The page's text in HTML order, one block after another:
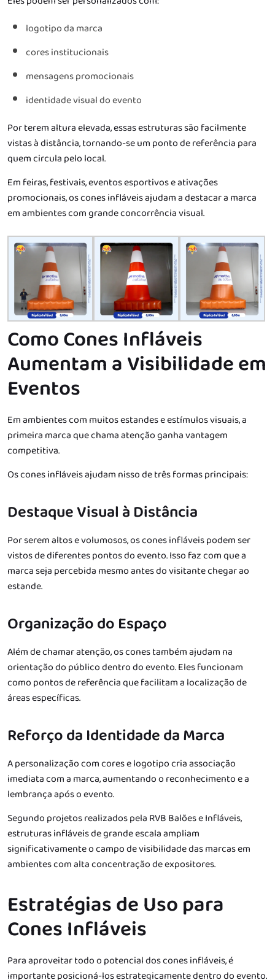
logotipo da marca
cores institucionais
mensagens promocionais
identidade visual do evento
Por terem altura elevada, essas estruturas são facilmente
vistas à distância, tornando-se um ponto de referência para
quem circula pelo local.
Em feiras, festivais, eventos esportivos e ativações
promocionais, os cones infláveis ajudam a destacar a marca
em ambientes com grande concorrência visual.
Como Cones Infláveis
Aumentam a Visibilidade em
Eventos
Em ambientes com muitos estandes e estímulos visuais, a
primeira marca que chama atenção ganha vantagem
competitiva.
Os cones infláveis ajudam nisso de três formas principais:
Destaque Visual à Distância
Por serem altos e volumosos, os cones infláveis podem ser
vistos de diferentes pontos do evento. Isso faz com que a
marca seja percebida mesmo antes do visitante chegar ao
estande.
Organização do Espaço
Além de chamar atenção, os cones também ajudam na
orientação do público dentro do evento. Eles funcionam
como pontos de referência que facilitam a localização de
áreas específicas.
Reforço da Identidade da Marca
A personalização com cores e logotipo cria associação
imediata com a marca, aumentando o reconhecimento e a
lembrança após o evento.
Segundo projetos realizados pela RVB Balões e Infláveis,
estruturas infláveis de grande escala ampliam
significativamente o campo de visibilidade das marcas em
ambientes com alta concentração de expositores.
Estratégias de Uso para
Cones Infláveis
Para aproveitar todo o potencial dos cones infláveis, é
importante posicioná-los estrategicamente dentro do evento.